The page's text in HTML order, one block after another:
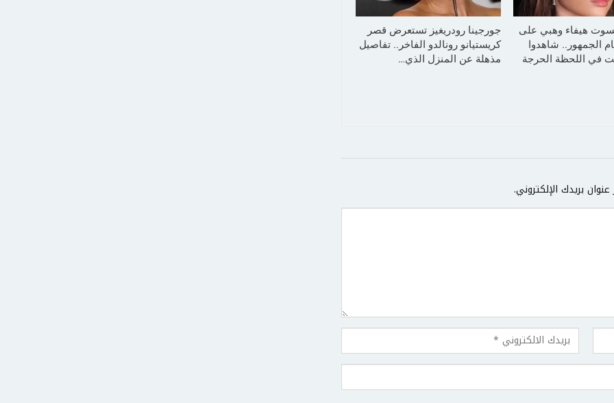
هيفاء وهبي على
الجمهور.. شاهدوا
في اللحظة الحرجة
جورجينا رودريغيز تستعرض قصر
كريستيانو رونالدو الفاخر.. تفاصيل
مذهلة عن المنزل الذي…
بريدك الإلكتروني.